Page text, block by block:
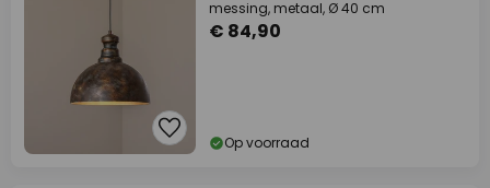
messing, metaal, Ø 40 cm
€ 84,90
Op voorraad